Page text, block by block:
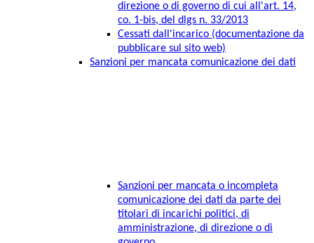
direzione o di governo di cui all'art. 14,
co. 1-bis, del dlgs n. 33/2013
Cessati dall'incarico (documentazione da
pubblicare sul sito web)
Sanzioni per mancata comunicazione dei dati
Sanzioni per mancata o incompleta
comunicazione dei dati da parte dei
titolari di incarichi politici, di
amministrazione, di direzione o di